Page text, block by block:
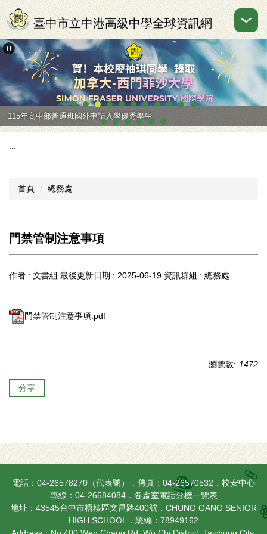
跳
到
主
要
區
臺中市立中港高級中學全球資訊網
115年高中部普通班國外申請入學優秀學生
:::
首頁 總務處
門禁管制注意事項
作者 : 文書組 最後更新日期 : 2025-06-19 資訊群組 : 總務處
門禁管制注意事項.pdf
瀏覽數: 1472
分享
電話：04-26578270（代表號）．傳真：04-26570532．校安中心
專線：04-26584084． 各處室電話分機一覽表
地址：43545台中市梧棲區文昌路400號．CHUNG GANG SENIOR
HIGH SCHOOL．統編：78949162